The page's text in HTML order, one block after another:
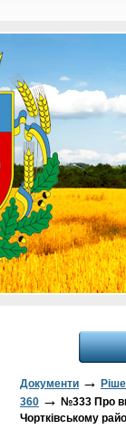
Документи →
360 → №333 Про
Чортківському